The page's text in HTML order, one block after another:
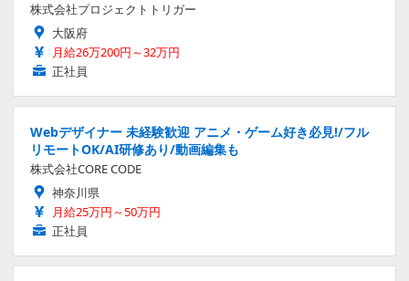
株式会社プロジェクトトリガー
大阪府
月給26万200円～32万円
正社員
Webデザイナー 未経験歓迎 アニメ・ゲーム好き必見!/フル
リモートOK/AI研修あり/動画編集も
株式会社CORE CODE
神奈川県
月給25万円～50万円
正社員